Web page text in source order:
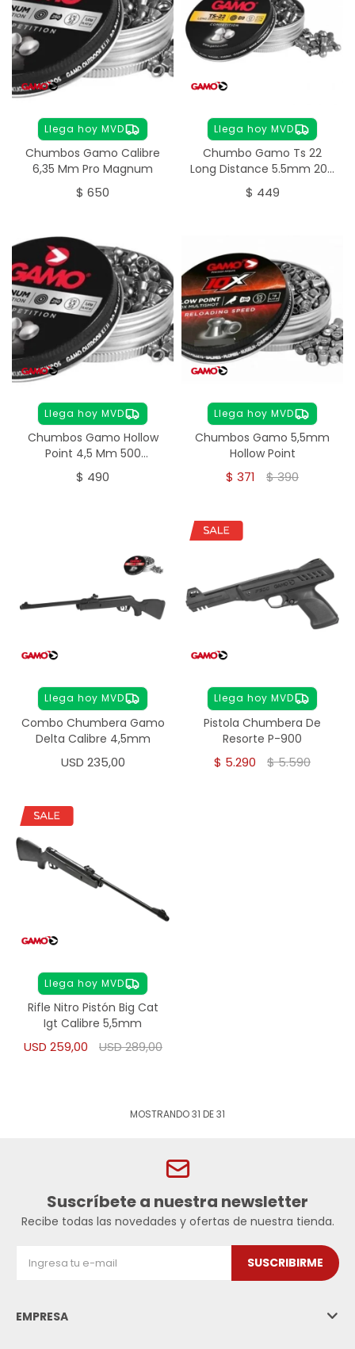
Llega hoy MVD
Chumbos Gamo Calibre
6,35 Mm Pro Magnum
$ 650
Llega hoy MVD
Chumbo Gamo Ts 22
Long Distance 5.5mm 200
unidades
$ 449
Llega hoy MVD
Chumbos Gamo Hollow
Point 4,5 Mm 500
Unidades
$ 490
Llega hoy MVD
Chumbos Gamo 5,5mm
Hollow Point
$ 371 $390
Llega hoy MVD
Combo Chumbera Gamo
Delta Calibre 4,5mm
USD 235,00
Llega hoy MVD
Pistola Chumbera De
Resorte P-900
$ 5.290 $5.590
Llega hoy MVD
Rifle Nitro Pistón Big Cat
Igt Calibre 5,5mm
USD 259,00 USD289,00
MOSTRANDO31 DE31
Suscríbete a nuestra newsletter
Recibe todas las novedades y ofertas de nuestra tienda.
SUSCRIBIRME
EMPRESA